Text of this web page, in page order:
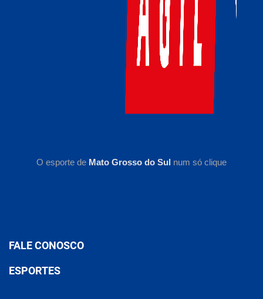
O esporte de Mato Grosso do Sul num só clique
FALE CONOSCO
ESPORTES